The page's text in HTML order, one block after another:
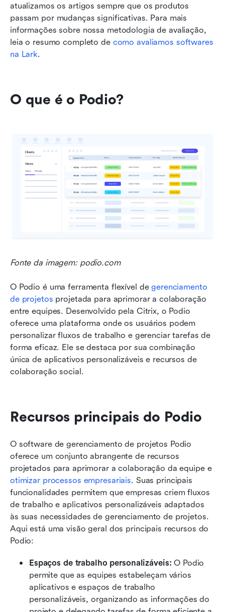
atualizamos os artigos sempre que os produtos
passam por mudanças significativas. Para mais
informações sobre nossa metodologia de avaliação,
leia o resumo completo de como avaliamos softwares
na Lark.
O que é o Podio?
Fonte da imagem: podio.com
O Podio é uma ferramenta flexível de gerenciamento
de projetos projetada para aprimorar a colaboração
entre equipes. Desenvolvido pela Citrix, o Podio
oferece uma plataforma onde os usuários podem
personalizar fluxos de trabalho e gerenciar tarefas de
forma eficaz. Ele se destaca por sua combinação
única de aplicativos personalizáveis e recursos de
colaboração social.
Recursos principais do Podio
O software de gerenciamento de projetos Podio
oferece um conjunto abrangente de recursos
projetados para aprimorar a colaboração da equipe e
otimizar processos empresariais. Suas principais
funcionalidades permitem que empresas criem fluxos
de trabalho e aplicativos personalizáveis adaptados
às suas necessidades de gerenciamento de projetos.
Aqui está uma visão geral dos principais recursos do
Podio:
Espaços de trabalho personalizáveis: O Podio
permite que as equipes estabeleçam vários
aplicativos e espaços de trabalho
personalizáveis, organizando as informações do